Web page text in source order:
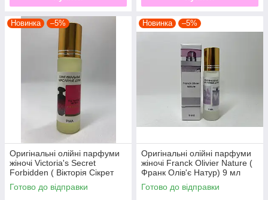
Новинка –5%
Оригінальні олійні парфуми
жіночі Victoria's Secret
Forbidden ( Вікторія Сікрет
Форбіден)9 мл
Готово до відправки
Новинка –5%
Оригінальні олійні парфуми
жіночі Franck Olivier Nature (
Франк Олів'є Натур) 9 мл
Готово до відправки